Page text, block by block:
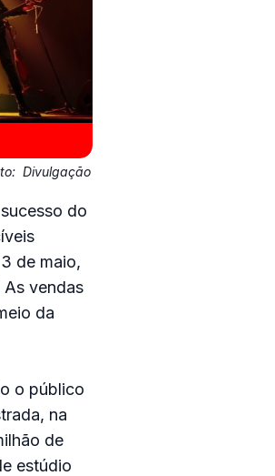
Divulgação
do
de maio,
As vendas
da
o público
na
de
estúdio